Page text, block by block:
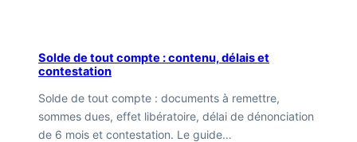
Solde de tout compte : contenu, délais et
contestation
Solde de tout compte : documents à remettre,
sommes dues, effet libératoire, délai de dénonciation
de 6 mois et contestation. Le guide…